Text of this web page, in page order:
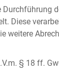
Diese
weitere
§ 18 ff.